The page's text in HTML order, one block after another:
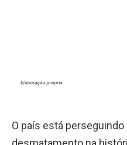
O país está perseguindo